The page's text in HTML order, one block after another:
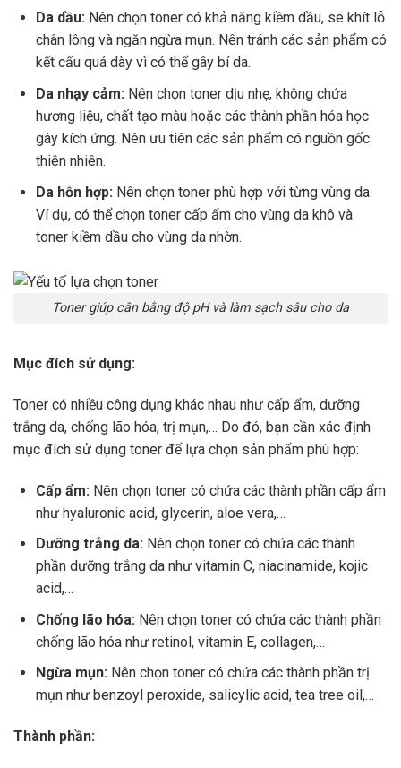
Da dầu: Nên chọn toner có khả năng kiềm dầu, se khít lỗ
chân lông và ngăn ngừa mụn. Nên tránh các sản phẩm có
kết cấu quá dày vì có thể gây bí da.
Da nhạy cảm: Nên chọn toner dịu nhẹ, không chứa
hương liệu, chất tạo màu hoặc các thành phần hóa học
gây kích ứng. Nên ưu tiên các sản phẩm có nguồn gốc
thiên nhiên.
Da hỗn hợp: Nên chọn toner phù hợp với từng vùng da.
Ví dụ, có thể chọn toner cấp ẩm cho vùng da khô và
toner kiềm dầu cho vùng da nhờn.
Toner giúp cân bằng độ pH và làm sạch sâu cho da
Mục đích sử dụng:
Toner có nhiều công dụng khác nhau như cấp ẩm, dưỡng
trắng da, chống lão hóa, trị mụn,… Do đó, bạn cần xác định
mục đích sử dụng toner để lựa chọn sản phẩm phù hợp:
Cấp ẩm: Nên chọn toner có chứa các thành phần cấp ẩm
như hyaluronic acid, glycerin, aloe vera,…
Dưỡng trắng da: Nên chọn toner có chứa các thành
phần dưỡng trắng da như vitamin C, niacinamide, kojic
acid,…
Chống lão hóa: Nên chọn toner có chứa các thành phần
chống lão hóa như retinol, vitamin E, collagen,…
Ngừa mụn: Nên chọn toner có chứa các thành phần trị
mụn như benzoyl peroxide, salicylic acid, tea tree oil,…
Thành phần: